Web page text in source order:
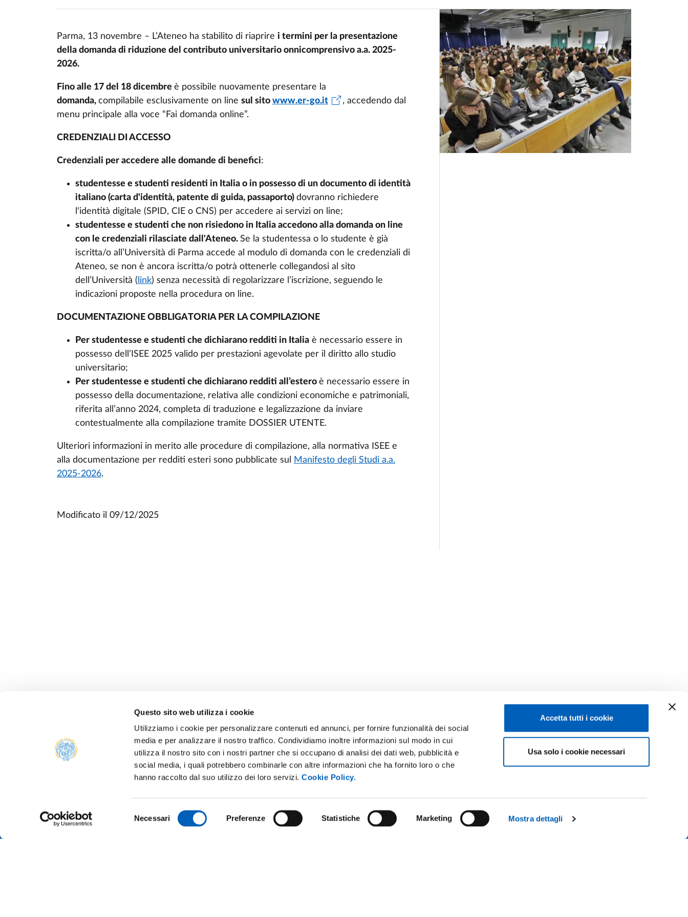
Questo sito web utilizza i cookie
Utilizziamo i cookie per personalizzare contenuti ed annunci, per fornire funzionalità dei social
media e per analizzare il nostro traffico. Condividiamo inoltre informazioni sul modo in cui
utilizza il nostro sito con i nostri partner che si occupano di analisi dei dati web, pubblicità e
social media, i quali potrebbero combinarle con altre informazioni che ha fornito loro o che
hanno raccolto dal suo utilizzo dei loro servizi.Cookie Policy.
del
Necessari Preferenze Statistiche Marketing Mostra dettagli
Accetta tutti i cookie
Usa solo i cookie necessari
CONTATTACI
Parma, 13 novembre – L’Ateneo ha stabilito di riaprire i termini per la presentazione
della domanda di riduzione del contributo universitario onnicomprensivo a.a. 2025-
2026.
Fino alle 17 del 18 dicembre è possibile nuovamente presentare la
domanda, compilabile esclusivamente on line sul sito www.er-go.it
, accedendo dal
menu principale alla voce “Fai domanda online”.
CREDENZIALI DI ACCESSO
Credenziali per accedere alle domande di benefici:
studentesse e studenti residenti in Italia o in possesso di un documento di identità
italiano (carta d'identità, patente di guida, passaporto) dovranno richiedere
l'identità digitale (SPID, CIE o CNS) per accedere ai servizi on line;
studentesse e studenti che non risiedono in Italia accedono alla domanda on line
con le credenziali rilasciate dall'Ateneo. Se la studentessa o lo studente è già
iscritta/o all’Università di Parma accede al modulo di domanda con le credenziali di
Ateneo, se non è ancora iscritta/o potrà ottenerle collegandosi al sito
dell’Università ( link) senza necessità di regolarizzare l’iscrizione, seguendo le
indicazioni proposte nella procedura on line.
DOCUMENTAZIONE OBBLIGATORIA PER LA COMPILAZIONE
Per studentesse e studenti che dichiarano redditi in Italia è necessario essere in
possesso dell’ISEE 2025 valido per prestazioni agevolate per il diritto allo studio
universitario;
Per studentesse e studenti che dichiarano redditi all’estero è necessario essere in
possesso della documentazione, relativa alle condizioni economiche e patrimoniali,
riferita all’anno 2024, completa di traduzione e legalizzazione da inviare
contestualmente alla compilazione tramite DOSSIER UTENTE.
Ulteriori informazioni in merito alle procedure di compilazione, alla normativa ISEE e
alla documentazione per redditi esteri sono pubblicate sul
Manifesto degli Studi a.a.
2025-2026.
Modificato il 09/12/2025
Tel.+39 0521 902111
PEC:protocollo@pec.unipr.it
ALUMNI E AMICI DELL’UNIVERSITÀ DI
PARMA
ATENEO SOSTENIBILE
BANDI E CONCORSI
PERSONALE
PROTEZIONE DEI DATI - PRIVACY
SOSTIENI L'ATENEO
UFFICIO STAMPA
Facebook Linkedin